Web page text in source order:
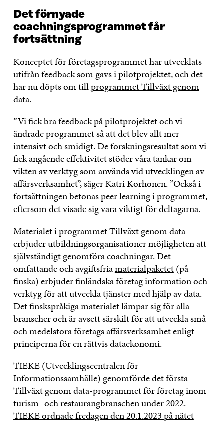
Det förnyade
coachningsprogrammet får
fortsättning
Konceptet för företagsprogrammet har utvecklats
utifrån feedback som gavs i pilotprojektet, och det
har nu döpts om tillprogrammet Tillväxt genom
data.
”Vi fick bra feedback på pilotprojektet och vi
ändrade programmet så att det blev allt mer
intensivt och smidigt. De forskningsresultat som vi
fick angående effektivitet stöder våra tankar om
vikten av verktyg som används vid utvecklingen av
affärsverksamhet”, säger Katri Korhonen. ”Också i
fortsättningen betonas peer learning i programmet,
eftersom det visade sig vara viktigt för deltagarna.
Materialet i programmet Tillväxt genom data
erbjuder utbildningsorganisationer möjligheten att
självständigt genomföra coachningar. Det
omfattande och avgiftsfriamaterialpaketet(på
finska) erbjuder finländska företag information och
verktyg för att utveckla tjänster med hjälp av data.
Det finskspråkiga materialet lämpar sig för alla
branscher och är avsett särskilt för att utveckla små
och medelstora företags affärsverksamhet enligt
principerna för en rättvis dataekonomi.
TIEKE (Utvecklingscentralen för
Informationssamhälle) genomförde det första
Tillväxt genom data-programmet för företag inom
turism- och restaurangbranschen under 2022.
TIEKE ordnade fredagen den 20.1.2023 på nätet